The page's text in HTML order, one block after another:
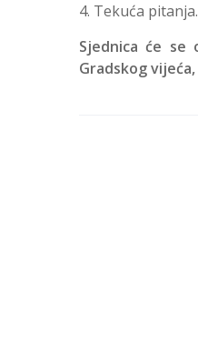
Tekuća pitanja.
Sjednica će se
Gradskog